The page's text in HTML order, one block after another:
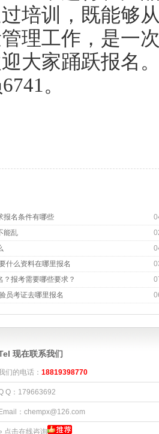
培训，既能够
理工作，是一
大家踊跃报名
。
报名条件有哪些
能乱
什么资料在哪里报名
报考需要哪些要求？
员考证去哪里报名
现在联系我们
们的电话： 18819398770
Q：179663692
Email：chempx@126.com
点击在线咨询